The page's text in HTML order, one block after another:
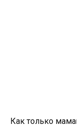
Как только